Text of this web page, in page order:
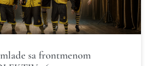
sa frontmenom